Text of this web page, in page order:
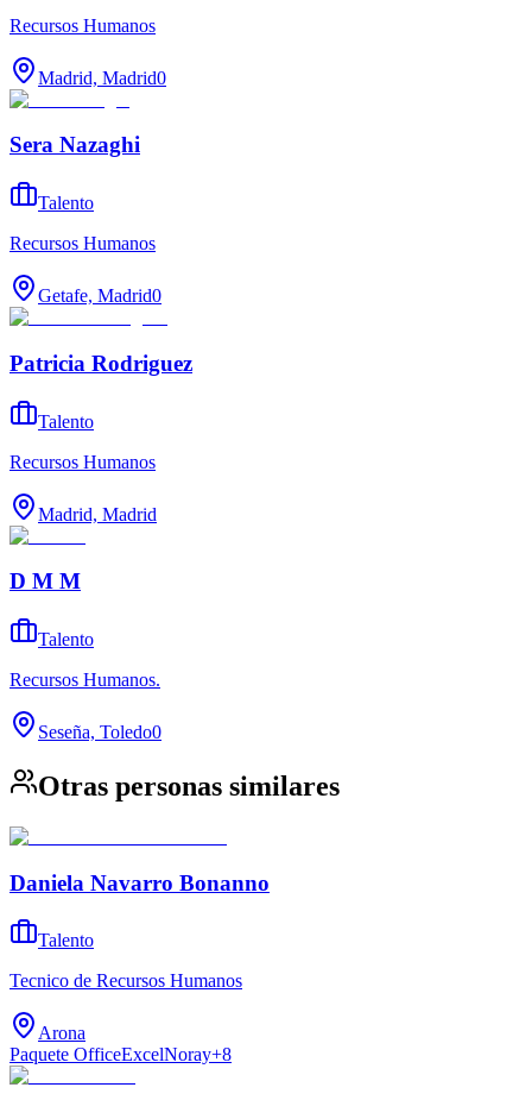
Recursos Humanos
Madrid, Madrid0
Sera Nazaghi
Talento
Recursos Humanos
Getafe, Madrid0
Patricia Rodriguez
Talento
Recursos Humanos
Madrid, Madrid
D M M
Talento
Recursos Humanos.
Seseña, Toledo0
Otras personas similares
Daniela Navarro Bonanno
Talento
Tecnico de Recursos Humanos
Arona
Paquete OfficeExcelNoray+8